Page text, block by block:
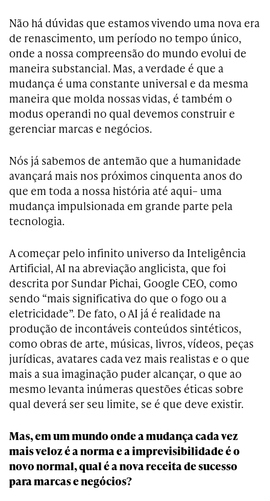
Não há dúvidas que estamos vivendo uma nova era
de renascimento, um período no tempo único,
onde a nossa compreensão do mundo evolui de
maneira substancial. Mas, a verdade é que a
mudança é uma constante universal e da mesma
maneira que molda nossas vidas, é também o
modus operandi no qual devemos construir e
gerenciar marcas e negócios.
Nós já sabemos de antemão que a humanidade
avançará mais nos próximos cinquenta anos do
que em toda a nossa história até aqui– uma
mudança impulsionada em grande parte pela
tecnologia.
A começar pelo infinito universo da Inteligência
Artificial, AI na abreviação anglicista, que foi
descrita por Sundar Pichai, Google CEO, como
sendo “mais significativa do que o fogo ou a
eletricidade”. De fato, o AI já é realidade na
produção de incontáveis conteúdos sintéticos,
como obras de arte, músicas, livros, vídeos, peças
jurídicas, avatares cada vez mais realistas e o que
mais a sua imaginação puder alcançar, o que ao
mesmo levanta inúmeras questões éticas sobre
qual deverá ser seu limite, se é que deve existir.
Mas, em um mundo onde a mudança cada vez
mais veloz é a norma e a imprevisibilidade é o
novo normal, qual é a nova receita de sucesso
para marcas e negócios?